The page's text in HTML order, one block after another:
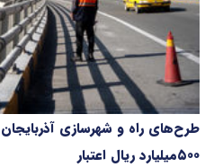
۵۰۰میلیارد ریال اعتبار